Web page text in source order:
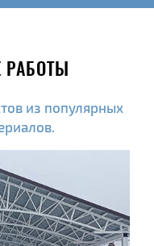
из популярных